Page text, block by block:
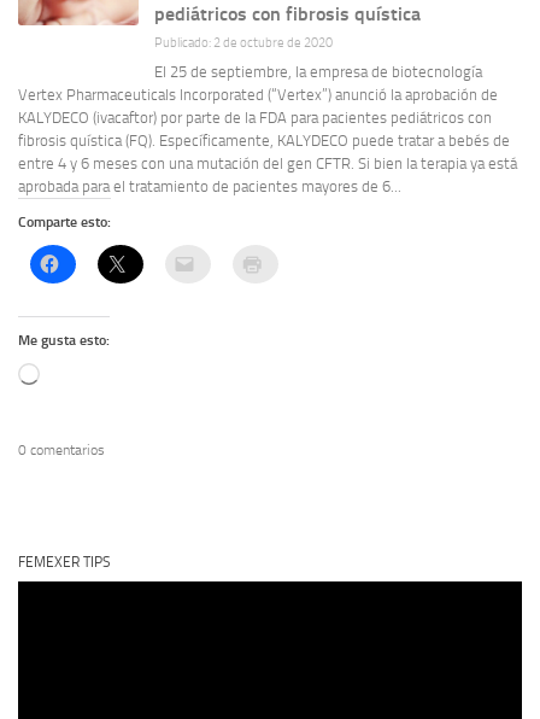
pediátricos con fibrosis quística
Publicado: 2 de octubre de 2020
El 25 de septiembre, la empresa de biotecnología
Vertex Pharmaceuticals Incorporated (“Vertex”) anunció la aprobación de
KALYDECO (ivacaftor) por parte de la FDA para pacientes pediátricos con
fibrosis quística (FQ). Específicamente, KALYDECO puede tratar a bebés de
entre 4 y 6 meses con una mutación del gen CFTR. Si bien la terapia ya está
aprobada para el tratamiento de pacientes mayores de 6...
Comparte esto:
Me gusta esto:
Cargando...
0 comentarios
FEMEXER TIPS